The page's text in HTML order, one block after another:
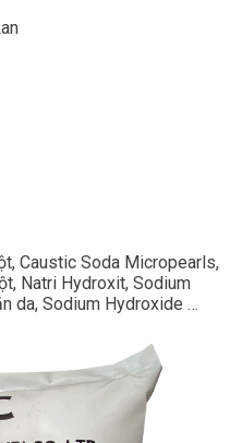
Caustic Soda Micropearls,
Natri Hydroxit, Sodium
da, Sodium Hydroxide …